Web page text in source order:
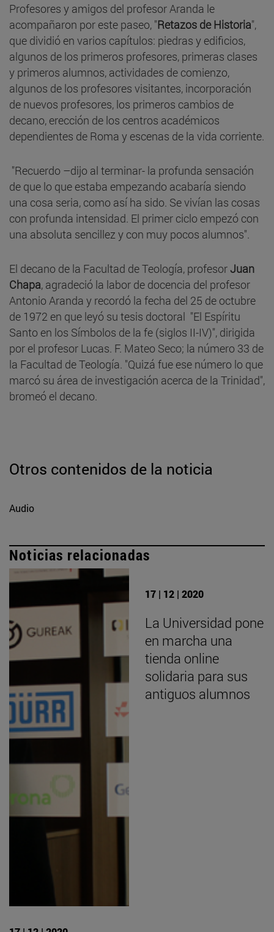
Profesores y amigos del profesor Aranda le
acompañaron por este paseo, "Retazos de Historia",
que dividió en varios capítulos: piedras y edificios,
algunos de los primeros profesores, primeras clases
y primeros alumnos, actividades de comienzo,
algunos de los profesores visitantes, incorporación
de nuevos profesores, los primeros cambios de
decano, erección de los centros académicos
dependientes de Roma y escenas de la vida corriente.
"Recuerdo –dijo al terminar- la profunda sensación
de que lo que estaba empezando acabaría siendo
una cosa seria, como así ha sido. Se vivían las cosas
con profunda intensidad. El primer ciclo empezó con
una absoluta sencillez y con muy pocos alumnos".
El decano de la Facultad de Teología, profesorJuan
Chapa, agradeció la labor de docencia del profesor
Antonio Aranda y recordó la fecha del 25 de octubre
de 1972 en que leyó su tesis doctoral "El Espíritu
Santo en los Símbolos de la fe (siglos II-IV)", dirigida
por el profesor Lucas. F. Mateo Seco; la número 33 de
la Facultad de Teología. "Quizá fue ese número lo que
marcó su área de investigación acerca de la Trinidad",
bromeó el decano.
Otros contenidos de la noticia
Audio
Noticias relacionadas
17 | 12 | 2020
La Universidad pone
en marcha una
tienda online
solidaria para sus
antiguos alumnos